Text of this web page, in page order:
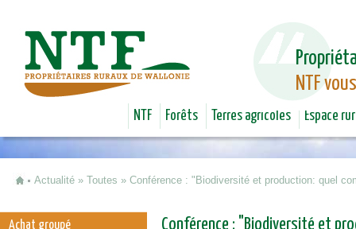
NTF
NTF Forêts Terres agricoles Espace
Actualité » Toutes » Conférence : "Biodiversité et production: quel
Conférence : "Biodiversité et
Achat groupé